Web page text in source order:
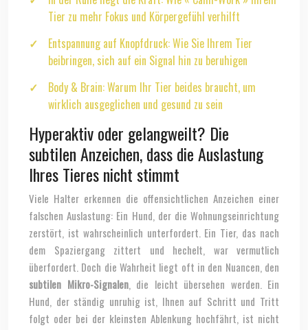
Tier zu mehr Fokus und Körpergefühl verhilft
Entspannung auf Knopfdruck: Wie Sie Ihrem Tier
beibringen, sich auf ein Signal hin zu beruhigen
Body & Brain: Warum Ihr Tier beides braucht, um
wirklich ausgeglichen und gesund zu sein
Hyperaktiv oder gelangweilt? Die
subtilen Anzeichen, dass die Auslastung
Ihres Tieres nicht stimmt
Viele Halter erkennen die offensichtlichen Anzeichen einer
falschen Auslastung: Ein Hund, der die Wohnungseinrichtung
zerstört, ist wahrscheinlich unterfordert. Ein Tier, das nach
dem Spaziergang zittert und hechelt, war vermutlich
überfordert. Doch die Wahrheit liegt oft in den Nuancen, den
subtilen Mikro-Signalen, die leicht übersehen werden. Ein
Hund, der ständig unruhig ist, Ihnen auf Schritt und Tritt
folgt oder bei der kleinsten Ablenkung hochfährt, ist nicht